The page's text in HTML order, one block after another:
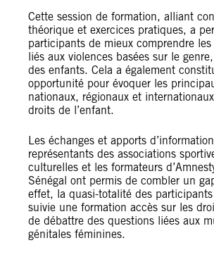
Cette session de formation, alliant
théorique et exercices pratiques, a
participants de mieux comprendre
liés aux violences basées sur le
des enfants. Cela a également
opportunité pour évoquer les
nationaux, régionaux et
droits de l’enfant.
Les échanges et apports
représentants des associations
culturelles et les formateurs
Sénégal ont permis de combler un
effet, la quasi-totalité des participants
suivie une formation accès sur les
de débattre des questions liées aux
génitales féminines.